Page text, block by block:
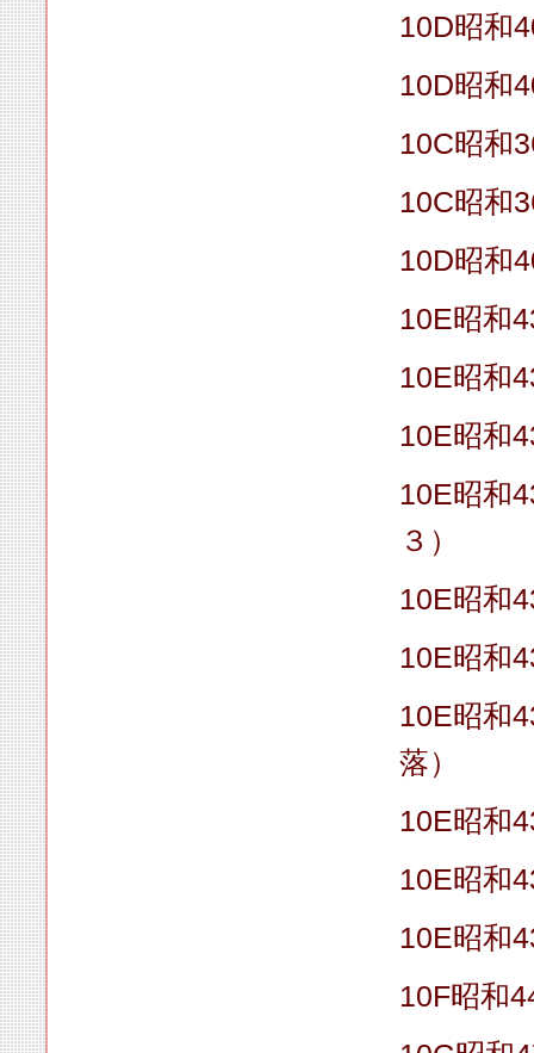
10D昭和
10D昭和
10C昭和
10C昭和
10D昭和
10E昭和
10E昭和
10E昭和
10E昭和
３）
10E昭和
10E昭和
10E昭和
落）
10E昭和
10E昭和
10E昭和
10F昭和